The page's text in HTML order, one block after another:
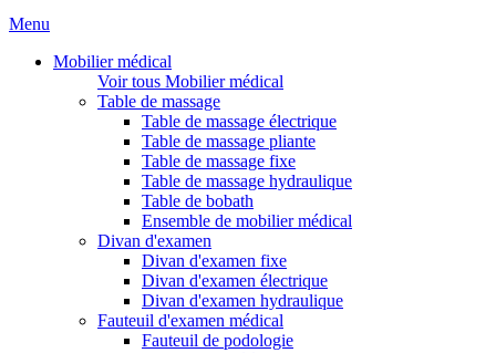
Menu
Mobilier médical
Voir tous Mobilier médical
Table de massage
Table de massage électrique
Table de massage pliante
Table de massage fixe
Table de massage hydraulique
Table de bobath
Ensemble de mobilier médical
Divan d'examen
Divan d'examen fixe
Divan d'examen électrique
Divan d'examen hydraulique
Fauteuil d'examen médical
Fauteuil de podologie